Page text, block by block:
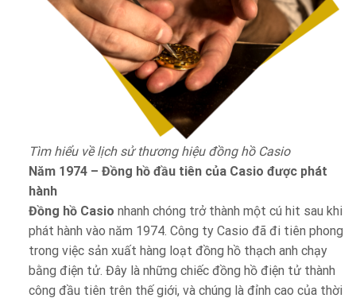
Tìm hiểu về lịch sử thương hiệu đồng hồ Casio
Năm 1974 – Đồng hồ đầu tiên của Casio được phát
hành
Đồng hồ Casio nhanh chóng trở thành một cú hit sau khi
phát hành vào năm 1974. Công ty Casio đã đi tiên phong
trong việc sản xuất hàng loạt đồng hồ thạch anh chạy
bằng điện tử. Đây là những chiếc đồng hồ điện tử thành
công đầu tiên trên thế giới, và chúng là đỉnh cao của thời